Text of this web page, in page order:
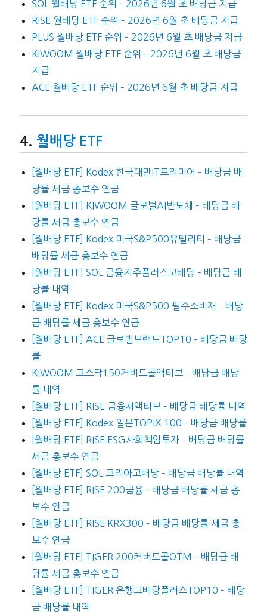
SOL 월배당 ETF 순위 – 2026년 6월 초 배당금 지급
RISE 월배당 ETF 순위 – 2026년 6월 초 배당금 지급
PLUS 월배당 ETF 순위 – 2026년 6월 초 배당금 지급
KIWOOM 월배당 ETF 순위 – 2026년 6월 초 배당금
지급
ACE 월배당 ETF 순위 – 2026년 6월 초 배당금 지급
월배당 ETF
[월배당 ETF] Kodex 한국대만IT프리미어 – 배당금 배
당률 세금 총보수 연금
[월배당 ETF] KIWOOM 글로벌AI반도체 – 배당금 배
당률 세금 총보수 연금
[월배당 ETF] Kodex 미국S&P500유틸리티 – 배당금
배당률 세금 총보수 연금
[월배당 ETF] SOL 금융지주플러스고배당 – 배당금 배
당률 내역
[월배당 ETF] Kodex 미국S&P500 필수소비재 – 배당
금 배당률 세금 총보수 연금
[월배당 ETF] ACE 글로벌브랜드TOP10 – 배당금 배당
률
KIWOOM 코스닥150커버드콜액티브 – 배당금 배당
률 내역
[월배당 ETF] RISE 금융채액티브 – 배당금 배당률 내역
[월배당 ETF] Kodex 일본TOPIX 100 – 배당금 배당률
[월배당 ETF] RISE ESG사회책임투자 – 배당금 배당률
세금 총보수 연금
[월배당 ETF] SOL 코리아고배당 – 배당금 배당률 내역
[월배당 ETF] RISE 200금융 – 배당금 배당률 세금 총
보수 연금
[월배당 ETF] RISE KRX300 – 배당금 배당률 세금 총
보수 연금
[월배당 ETF] TIGER 200커버드콜OTM – 배당금 배
당률 세금 총보수 연금
[월배당 ETF] TIGER 은행고배당플러스TOP10 – 배당
금 배당률 내역